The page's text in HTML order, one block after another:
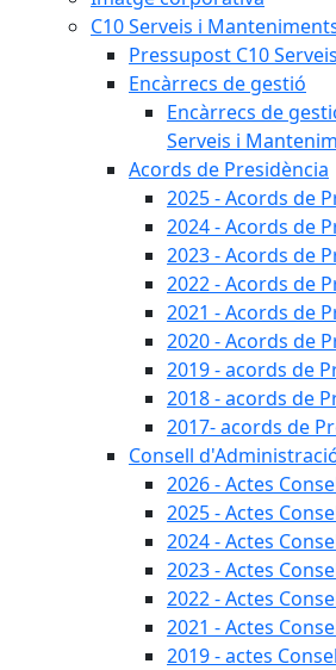
C10 Serveis i
Pressupost C10
Encàrrecs de gestió
Encàrrecs de
Serveis i
Acords de Presidència
2025 - Acords de
2024 - Acords de
2023 - Acords de
2022 - Acords de
2021 - Acords de
2020 - Acords de
2019 - acords de
2018 - acords de
2017- acords de
Consell
2026 - Actes
2025 - Actes
2024 - Actes
2023 - Actes
2022 - Actes
2021 - Actes
2019 - actes